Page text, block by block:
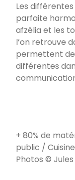
Les
parfaite
afzélia et les
l’on retrouve
permettent de
différentes
+ 80% de
public /Cuisine
Photos ©